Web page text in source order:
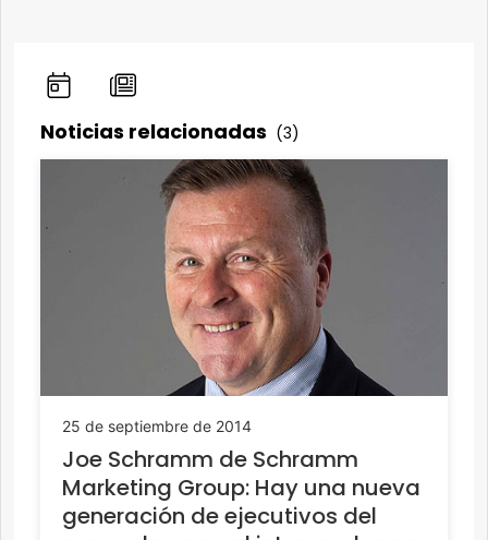
Noticias relacionadas (3)
25 de septiembre de 2014
Joe Schramm de Schramm
Marketing Group: Hay una nueva
generación de ejecutivos del